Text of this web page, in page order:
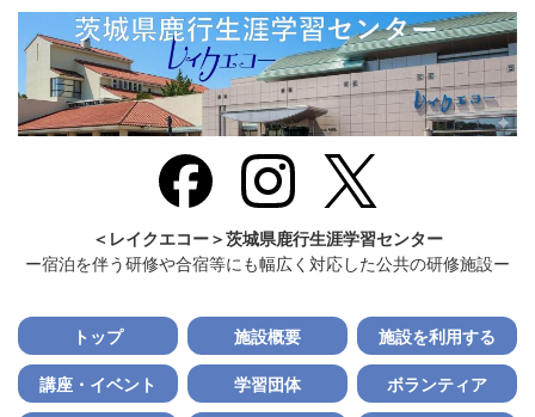
＜レイクエコー＞茨城県鹿行生涯学習センター
ー宿泊を伴う研修や合宿等にも幅広く対応した公共の研修施設ー
トップ 施設概要
施設を利用する
講座・イベント
学習団体
ボランティア